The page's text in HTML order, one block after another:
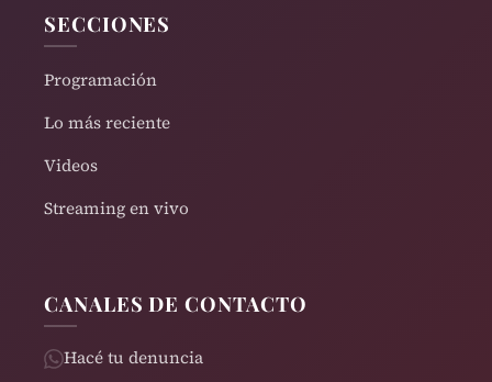
SECCIONES
Programación
Lo más reciente
Videos
Streaming en vivo
CANALES DE CONTACTO
Hacé tu denuncia